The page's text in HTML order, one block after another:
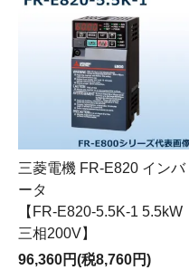
三菱電機 FR-E820 インバ
ータ
【FR-E820-5.5K-1 5.5kW
三相200V】
96,360円(税8,760円)